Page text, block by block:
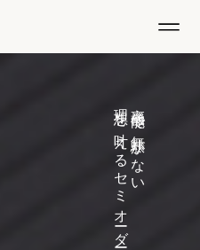
高機能で無駄がない
理想を叶えるセミオーダー住宅